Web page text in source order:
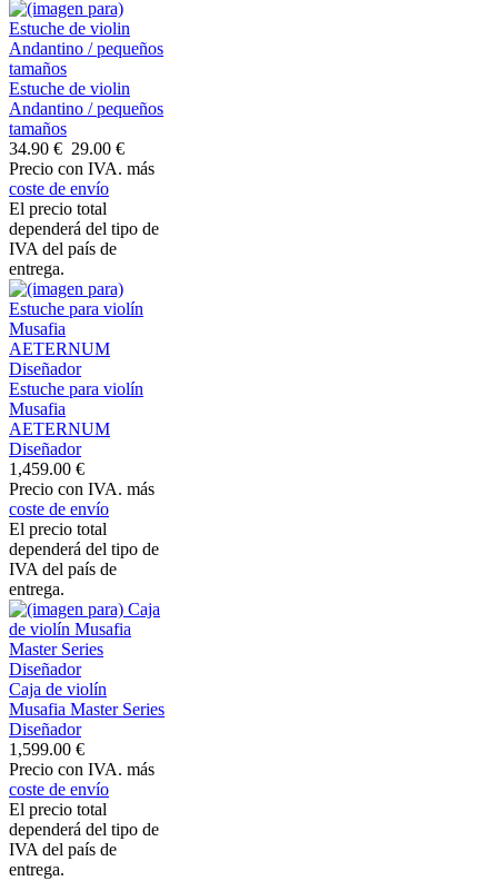
Estuche de violin
Andantino / pequeños
tamaños
34.90 € 29.00 €
Precio con IVA. más
coste de envío
El precio total
dependerá del tipo de
IVA del país de
entrega.
Estuche para violín
Musafia
AETERNUM
Diseñador
1,459.00 €
Precio con IVA. más
coste de envío
El precio total
dependerá del tipo de
IVA del país de
entrega.
Caja de violín
Musafia Master Series
Diseñador
1,599.00 €
Precio con IVA. más
coste de envío
El precio total
dependerá del tipo de
IVA del país de
entrega.